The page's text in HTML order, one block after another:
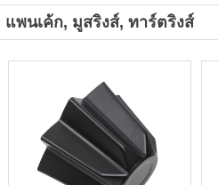
แพนเค้ก, มูสริงส์, ทาร์ตริงส์